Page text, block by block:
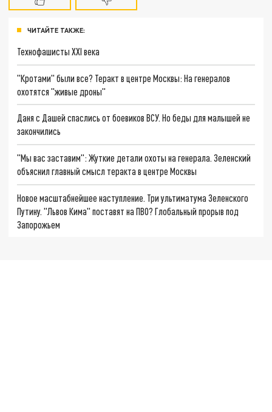
ЧИТАЙТЕ ТАКЖЕ:
Технофашисты XXI века
"Кротами" были все? Теракт в центре Москвы: На генералов
охотятся "живые дроны"
Даня с Дашей спаслись от боевиков ВСУ. Но беды для малышей не
закончились
"Мы вас заставим": Жуткие детали охоты на генерала. Зеленский
объяснил главный смысл теракта в центре Москвы
Новое масштабнейшее наступление. Три ультиматума Зеленского
Путину. "Львов Кима" поставят на ПВО? Глобальный прорыв под
Запорожьем